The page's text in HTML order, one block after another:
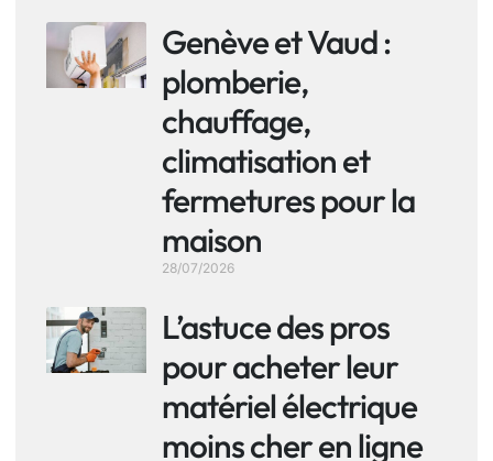
Genève et Vaud :
plomberie,
chauffage,
climatisation et
fermetures pour la
maison
28/07/2026
L’astuce des pros
pour acheter leur
matériel électrique
moins cher en ligne